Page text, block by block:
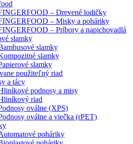
– Drevené lodičky
– Misky a poháriky
– Príbory a napichovadlá
slamky
slamky
slamky
slamky
použiteľný riad
a tácy
podnosy a misy
riad
oválne (XPS)
oválne a viečka (rPET)
poháriky